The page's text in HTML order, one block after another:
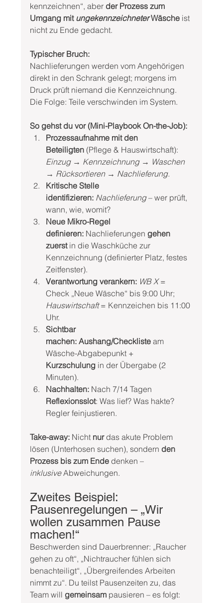
kennzeichnen“, aber der Prozess zum
Umgang mit ungekennzeichneter Wäsche ist
nicht zu Ende gedacht.
Typischer Bruch:
Nachlieferungen werden vom Angehörigen
direkt in den Schrank gelegt; morgens im
Druck prüft niemand die Kennzeichnung.
Die Folge: Teile verschwinden im System.
So gehst du vor (Mini-Playbook On-the-Job):
Prozessaufnahme mit den
Beteiligten (Pflege & Hauswirtschaft):
Einzug → Kennzeichnung → Waschen
→ Rücksortieren → Nachlieferung.
Kritische Stelle
identifizieren: Nachlieferung – wer prüft,
wann, wie, womit?
Neue Mikro-Regel
definieren: Nachlieferungen gehen
zuerst in die Waschküche zur
Kennzeichnung (definierter Platz, festes
Zeitfenster).
Verantwortung verankern: WB X =
Check „Neue Wäsche“ bis 9:00 Uhr;
Hauswirtschaft = Kennzeichen bis 11:00
Uhr.
Sichtbar
machen: Aushang/Checkliste am
Wäsche-Abgabepunkt +
Kurzschulung in der Übergabe (2
Minuten).
Nachhalten: Nach 7/14 Tagen
Reflexionsslot: Was lief? Was hakte?
Regler feinjustieren.
Take-away: Nicht nur das akute Problem
lösen (Unterhosen suchen), sondern den
Prozess bis zum Ende denken –
inklusive Abweichungen.
Zweites Beispiel:
Pausenregelungen – „Wir
wollen zusammen Pause
machen!“
Beschwerden sind Dauerbrenner: „Raucher
gehen zu oft“, „Nichtraucher fühlen sich
benachteiligt“, „Übergreifendes Arbeiten
nimmt zu“. Du teilst Pausenzeiten zu, das
Team will gemeinsam pausieren – es folgt: